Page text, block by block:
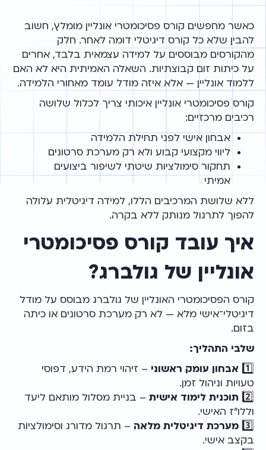
כאשר מחפשים קורס פסיכומטרי אונליין מומלץ, חשוב
להבין שלא כל קורס דיגיטלי דומה לאחר. חלק
מהקורסים מבוססים על למידה עצמאית בלבד, אחרים
על כיתות זום קבוצתיות. השאלה האמיתית היא לא האם
ללמוד אונליין — אלא איזה מודל עומד מאחורי הלמידה.
קורס פסיכומטרי אונליין איכותי צריך לכלול שלושה
רכיבים מרכזיים:
אבחון אישי לפני תחילת הלמידה
ליווי מקצועי קבוע ולא רק מערכת סרטונים
תחקור סימולציות שיטתי לשיפור ביצועים
אמיתי
ללא שלושת המרכיבים הללו, למידה דיגיטלית עלולה
להפוך לתרגול מנותק ללא בקרה.
איך עובד קורס פסיכומטרי
אונליין של גולברג?
קורס הפסיכומטרי האונליין של גולברג מבוסס על מודל
דיגיטלי־אישי מלא — לא רק מערכת סרטונים או כיתה
בזום.
שלבי התהליך:
1️⃣ אבחון עומק ראשוני – זיהוי רמת הידע, דפוסי
טעויות וניהול זמן.
2️⃣ תוכנית לימוד אישית– בניית מסלול מותאם ליעד
וללו״ז האישי.
3️⃣ מערכת דיגיטלית מלאה – תרגול מדורג וסימולציות
בקצב אישי.